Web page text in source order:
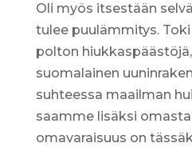
Oli myös itsestään
tulee puulämmitys.
polton
suomalainen
suhteessa maailman
saamme lisäksi
omavaraisuus on